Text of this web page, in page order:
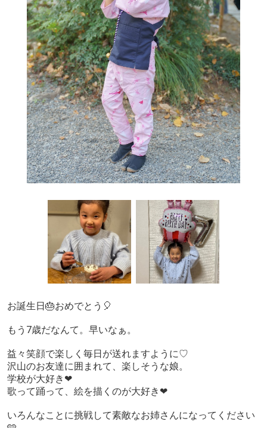
お誕生日🎂おめでとう🎈
もう7歳だなんて。早いなぁ。
益々笑顔で楽しく毎日が送れますように♡
沢山のお友達に囲まれて、楽しそうな娘。
学校が大好き❤
歌って踊って、絵を描くのが大好き❤
いろんなことに挑戦して素敵なお姉さんになってください